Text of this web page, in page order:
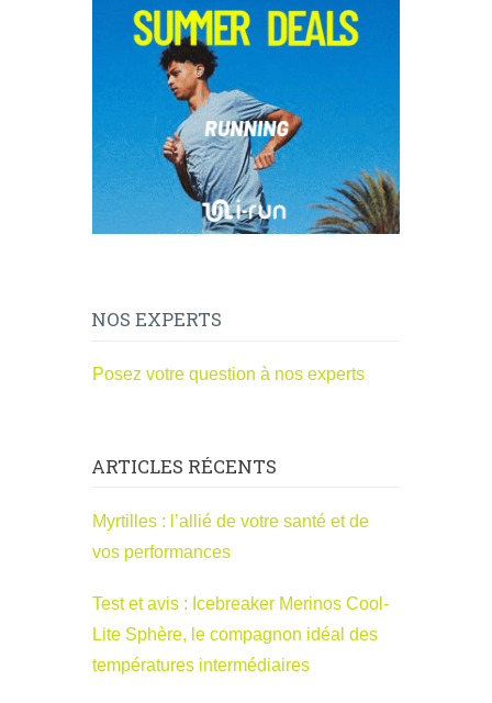
NOS EXPERTS
Posez votre question à nos experts
ARTICLES RÉCENTS
Myrtilles : l’allié de votre santé et de
vos performances
Test et avis : Icebreaker Merinos Cool-
Lite Sphère, le compagnon idéal des
températures intermédiaires